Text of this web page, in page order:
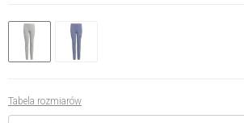
Tabela rozmiarów